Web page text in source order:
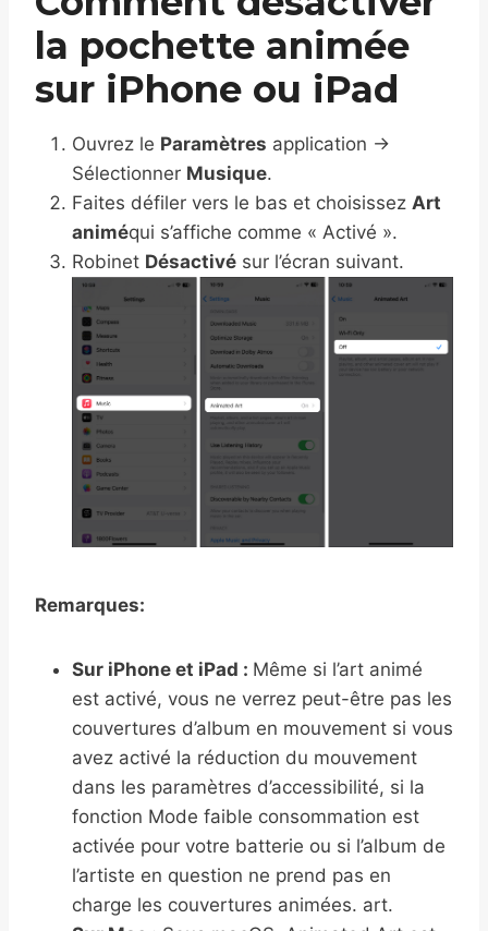
la pochette animée
sur iPhone ou iPad
Ouvrez le Paramètres application →
Sélectionner Musique.
Faites défiler vers le bas et choisissez Art
animéqui s’affiche comme « Activé ».
Robinet Désactivé sur l’écran suivant.
Remarques:
Sur iPhone et iPad : Même si l’art animé
est activé, vous ne verrez peut-être pas les
couvertures d’album en mouvement si vous
avez activé la réduction du mouvement
dans les paramètres d’accessibilité, si la
fonction Mode faible consommation est
activée pour votre batterie ou si l’album de
l’artiste en question ne prend pas en
charge les couvertures animées. art.